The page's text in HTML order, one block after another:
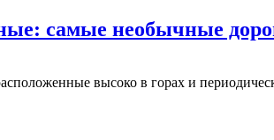
самые необычные
высоко в горах и